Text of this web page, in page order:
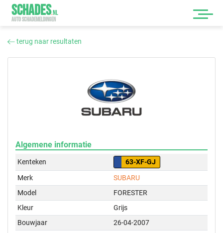
SCHADES.NL
AUTO SCHADEMELDINGEN
terug naar resultaten
Algemene informatie
Kenteken
63-XF-GJ
Merk
SUBARU
Model
FORESTER
Kleur
Grijs
Bouwjaar
26-04-2007